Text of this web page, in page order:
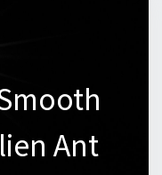
Ant
Ant